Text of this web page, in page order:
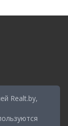
Realt.by,